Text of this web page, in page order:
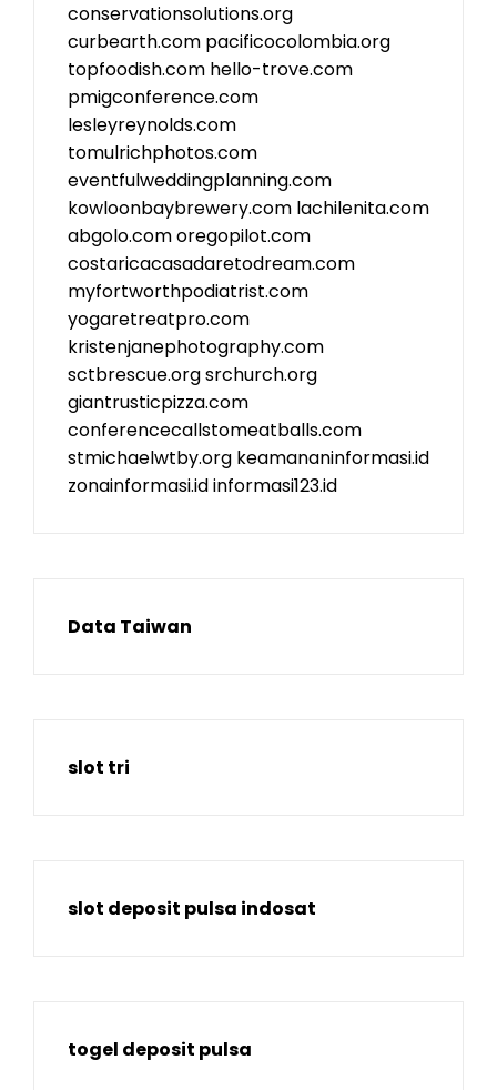
conservationsolutions.org
curbearth.com pacificocolombia.org
topfoodish.com hello-trove.com
pmigconference.com
lesleyreynolds.com
tomulrichphotos.com
eventfulweddingplanning.com
kowloonbaybrewery.com lachilenita.com
abgolo.comoregopilot.com
costaricacasadaretodream.com
myfortworthpodiatrist.com
yogaretreatpro.com
kristenjanephotography.com
sctbrescue.orgsrchurch.org
giantrusticpizza.com
conferencecallstomeatballs.com
stmichaelwtby.org keamananinformasi.id
zonainformasi.idinformasi123.id
Data Taiwan
slot tri
slot deposit pulsa indosat
togel deposit pulsa